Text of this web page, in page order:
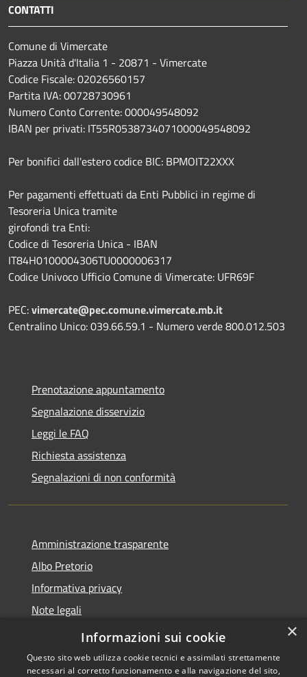
CONTATTI
Comune di Vimercate
Piazza Unità d'Italia 1 - 20871 - Vimercate
Codice Fiscale: 02026560157
Partita IVA: 00728730961
Numero Conto Corrente: 000049548092
IBAN per privati: IT55R0538734071000049548092
Per bonifici dall'estero codice BIC: BPMOIT22XXX
Per pagamenti effettuati da Enti Pubblici in regime di
Tesoreria Unica tramite
girofondi tra Enti:
Codice di Tesoreria Unica - IBAN
IT84H0100004306TU0000006317
Codice Univoco Ufficio Comune di Vimercate: UFR69F
PEC:vimercate@pec.comune.vimercate.mb.it
Centralino Unico: 039.66.59.1 - Numero verde 800.012.503
Prenotazione appuntamento
Segnalazione disservizio
Leggi le FAQ
Richiesta assistenza
Segnalazioni di non conformità
Amministrazione trasparente
Albo Pretorio
Informativa privacy
Note legali
Dichiarazione di accessibilità
×
Informazioni sui cookie
Questo sito web utilizza cookie tecnici e assimilati strettamente
necessari al corretto funzionamento e alla navigazione del sito,